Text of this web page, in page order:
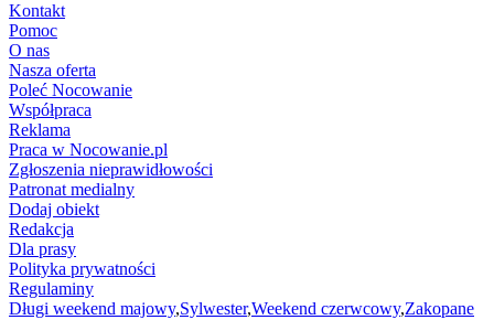
Kontakt
Pomoc
O nas
Nasza oferta
Poleć Nocowanie
Współpraca
Reklama
Praca w Nocowanie.pl
Zgłoszenia nieprawidłowości
Patronat medialny
Dodaj obiekt
Redakcja
Dla prasy
Polityka prywatności
Regulaminy
Długi weekend majowy,Sylwester,Weekend czerwcowy,Zakopane